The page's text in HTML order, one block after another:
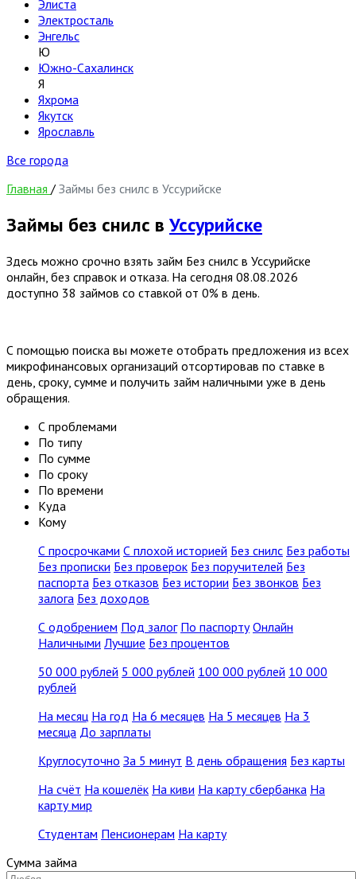
Элиста
Электросталь
Энгельс
Ю
Южно-Сахалинск
Я
Яхрома
Якутск
Ярославль
Все города
Главная / Займы без снилс в Уссурийске
Займы без снилс в Уссурийске
Здесь можно срочно взять займ Без снилс в Уссурийске
онлайн, без справок и отказа. На сегодня 08.08.2026
доступно 38 займов со ставкой от 0% в день.
С помощью поиска вы можете отобрать предложения из всех
микрофинансовых организаций отсортировав по ставке в
день, сроку, сумме и получить займ наличными уже в день
обращения.
С проблемами
По типу
По сумме
По сроку
По времени
Куда
Кому
С просрочками С плохой историей Без снилс Без работы
Без прописки Без проверок Без поручителей Без
паспорта Без отказов Без истории Без звонков Без
залога Без доходов
С одобрением Под залог По паспорту Онлайн
Наличными Лучшие Без процентов
50 000 рублей 5 000 рублей 100 000 рублей 10 000
рублей
На месяц На год На 6 месяцев На 5 месяцев На 3
месяца До зарплаты
Круглосуточно За 5 минут В день обращения Без карты
На счёт На кошелёк На киви На карту сбербанка На
карту мир
Студентам Пенсионерам На карту
Сумма займа